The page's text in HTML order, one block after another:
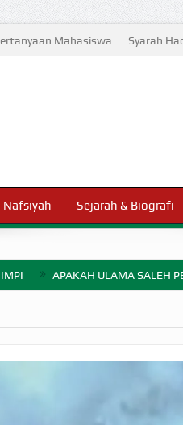
Mahasiswa Syarah
Nafsiyah Sejarah & Biografi
APAKAH ULAMA SALEH
UANG HARAM BISA